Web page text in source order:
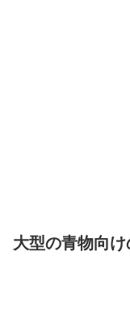
大型の青物向